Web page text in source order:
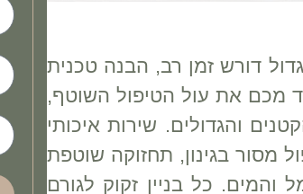
גדול דורש זמן רב, הבנה טכנית
מכם את עול הטיפול השוטף,
והגדולים. שירות איכותי
מסור בגינון, תחזוקה שוטפת
כל בניין זקוק לגורם